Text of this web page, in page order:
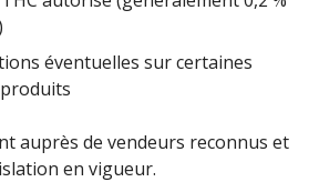
éventuelles sur certaines
auprès de vendeurs reconnus et
en vigueur.